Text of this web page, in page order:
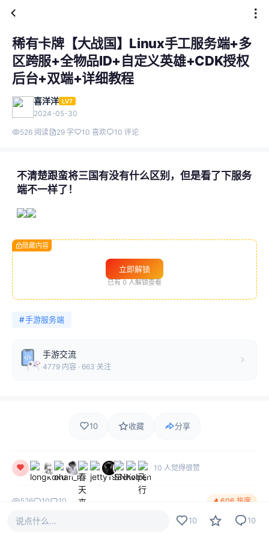
稀有卡牌【大战国】Linux手工服务端+多
区跨服+全物品ID+自定义英雄+CDK授权
后台+双端+详细教程
喜洋洋 LV7
2024-05-30
526 阅读 29 字 10 喜欢 10 评论
不清楚跟蛮将三国有没有什么区别，但是看了下服务
端不一样了！
隐藏内容
立即解锁
已有 0 人解锁查看
#手游服务端
手游交流
4779 内容 · 663 关注
10 收藏 分享
10 人觉得很赞
526 10 10 606 热度
说点什么... 10 10